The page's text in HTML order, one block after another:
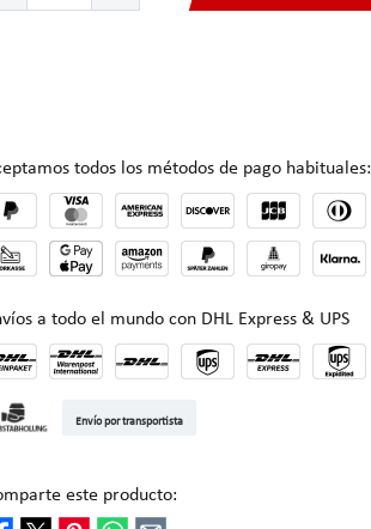
todos los métodos de pago habituales:
a todo el mundo con DHL Express & UPS
Envío por transportista
este producto: